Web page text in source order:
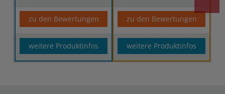
zu den Bewertungen zu den Bewertungen
weitere Produktinfos weitere Produktinfos